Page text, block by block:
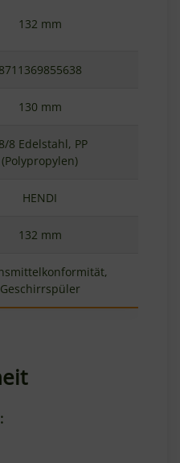
132 mm
8711369855638
130 mm
8 Edelstahl, PP
(Polypropylen)
HENDI
132 mm
Geschirrspüler